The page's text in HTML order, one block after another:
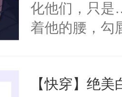
化他们，只是
着他的腰，勾
来，给老公
【快穿】绝